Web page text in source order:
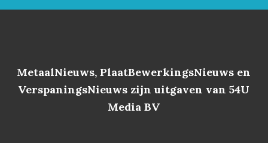
MetaalNieuws, PlaatBewerkingsNieuws en
VerspaningsNieuws zijn uitgaven van 54U
Media BV